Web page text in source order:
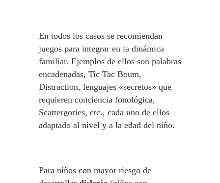
En todos los casos se recomiendan
juegos para integrar en la dinámica
familiar. Ejemplos de ellos son palabras
encadenadas, Tic Tac Boum,
Distraction, lenguajes «secretos» que
requieren conciencia fonológica,
Scattergories, etc., cada uno de ellos
adaptado al nivel y a la edad del niño.
Para niños con mayor riesgo de